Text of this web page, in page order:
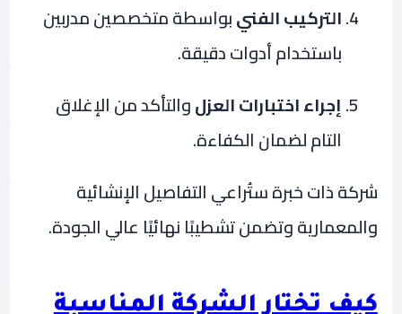
التركيب الفنيبواسطة متخصصين مدربين
باستخدام أدوات دقيقة.
إجراء اختبارات العزلوالتأكد من الإغلاق
التام لضمان الكفاءة.
شركة ذات خبرة ستُراعي التفاصيل الإنشائية
والمعمارية وتضمن تشطيبًا نهائيًا عالي الجودة.
كيف تختار الشركة المناسبة